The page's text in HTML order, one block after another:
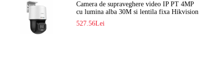
Camera de supraveghere video IP PT 4MP
cu lumina alba 30M si lentila fixa Hikvision
DS-2DE2C400SCG-E F1
527.56Lei